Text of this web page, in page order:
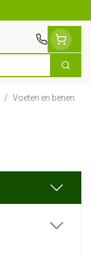
Zoek
/ Voeten en benen